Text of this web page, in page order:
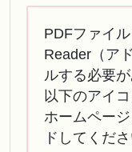
PDFファイ
Reader（ア
ルする必要が
以下のアイ
ホームペー
ドしてくださ